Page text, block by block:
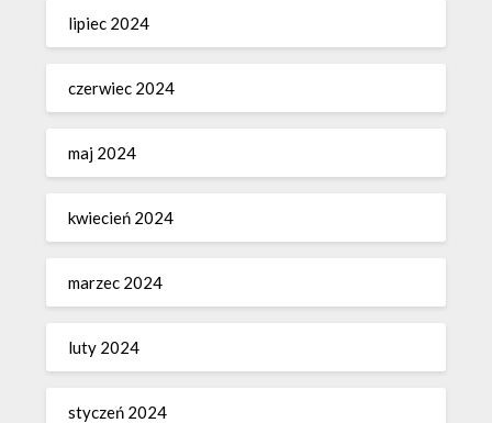
lipiec 2024
czerwiec 2024
maj 2024
kwiecień 2024
marzec 2024
luty 2024
styczeń 2024